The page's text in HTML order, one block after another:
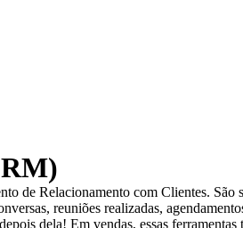
de Relacionamento com Clientes.
reuniões realizadas,
dela! Em vendas, essas